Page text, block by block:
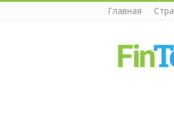
Главная